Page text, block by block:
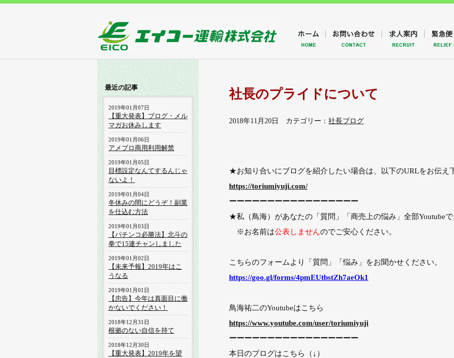
社長のプライドについて
2018年11月20日 カテゴリー： 社長ブログ
★お知り合いにブログを紹介したい場合は、以下のURLをお伝え
https://toriumiyuji.com/
ーーーーーーーーーーーーーーーーー
★私（鳥海）があなたの「質問」「商売上の悩み」全部Youtubeで
※お名前は公表しませんのでご安心ください。
こちらのフォームより「質問」「悩み」をお聞かせください。
https://goo.gl/forms/4pmEUtbstZh7aeOk1
鳥海祐二のYoutubeはこちら
https://www.youtube.com/user/toriumiyuji
ーーーーーーーーーーーーーーーーー
本日のブログはこちら（↓）
最近の記事
2019年01月07日
【重大発表】ブログ・メル
マガお休みします
2019年01月06日
アメブロ商用利用解禁
2019年01月05日
目標設定なんてするんじゃ
ないよ！
2019年01月04日
冬休みの間にどうぞ！副業
を仕込む方法
2019年01月03日
【パチンコ必勝法】北斗の
拳で15連チャンしました
2019年01月02日
【未来予報】2019年はこ
うなる
2019年01月01日
【忠告】今年は真面目に働
かないでください！
2018年12月31日
根拠のない自信を持て
2018年12月30日
【重大発表】2019年を望